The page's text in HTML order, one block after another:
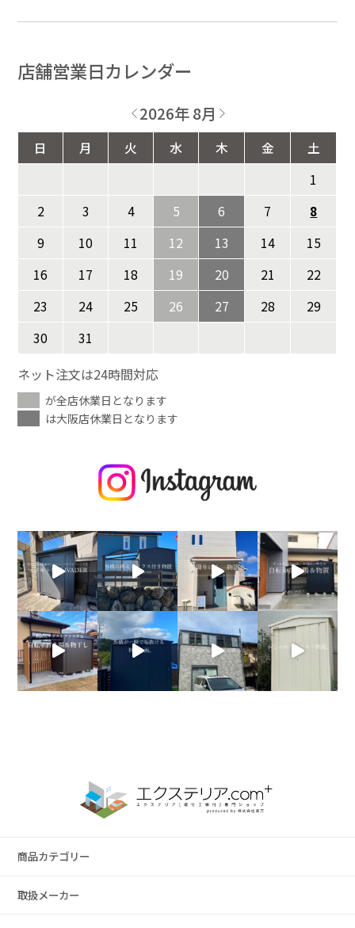
店舗営業日カレンダー
2026年 8月
日 月 火 水 木 金
土
1
2
3 4 5 6 7
8
9
10 11 12 13 14
15
16
17 18 19 20 21
22
23
24 25 26 27 28
29
30
31
ネット注文は24時間対応
が全店休業日となります
は大阪店休業日となります
商品カテゴリー
取扱メーカー